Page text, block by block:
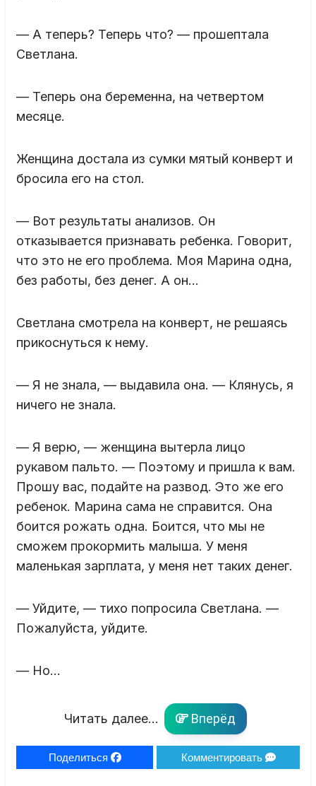
— А теперь? Теперь что? — прошептала
Светлана.
— Теперь она беременна, на четвертом
месяце.
Женщина достала из сумки мятый конверт и
бросила его на стол.
— Вот результаты анализов. Он
отказывается признавать ребенка. Говорит,
что это не его проблема. Моя Марина одна,
без работы, без денег. А он…
Светлана смотрела на конверт, не решаясь
прикоснуться к нему.
— Я не знала, — выдавила она. — Клянусь, я
ничего не знала.
— Я верю, — женщина вытерла лицо
рукавом пальто. — Поэтому и пришла к вам.
Прошу вас, подайте на развод. Это же его
ребенок. Марина сама не справится. Она
боится рожать одна. Боится, что мы не
сможем прокормить малыша. У меня
маленькая зарплата, у меня нет таких денег.
— Уйдите, — тихо попросила Светлана. —
Пожалуйста, уйдите.
— Но…
Читать далее... Вперёд
Поделиться Комментировать